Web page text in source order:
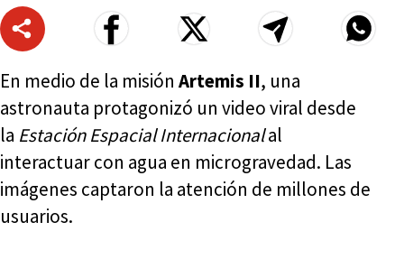
En medio de la misión Artemis II, una
astronauta protagonizó un video viral desde
la Estación Espacial Internacionalal
interactuar con agua en microgravedad. Las
imágenes captaron la atención de millones de
usuarios.